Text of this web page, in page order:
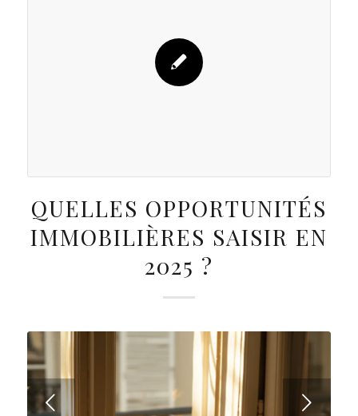
QUELLES OPPORTUNITÉS
IMMOBILIÈRES SAISIR EN
2025 ?
Suivant